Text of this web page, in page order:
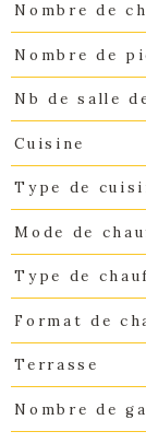
Nombre de
Nombre de
Nb de salle
Cuisine
Type de
Mode de
Type de
Format de
Terrasse
Nombre de